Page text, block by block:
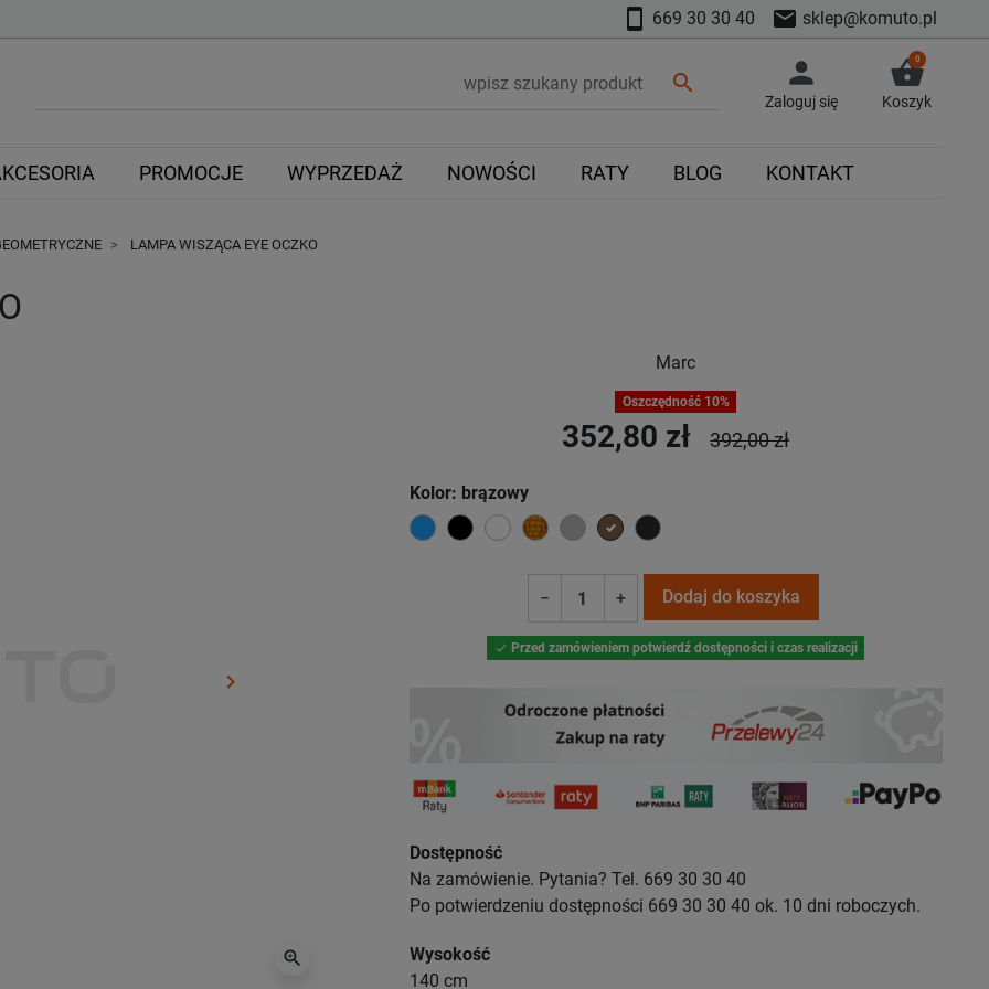
smartphone 669 30 30 40 mail sklep@komuto.pl
search person
Zaloguj się
shopping_basket
0
Koszyk
PROMOCJE WYPRZEDAŻ NOWOŚCI RATY BLOG KONTAKT
LAMPA WISZĄCA EYE OCZKO
Następny
keyboard_arrow_right
zoom_in
Marc
Oszczędność 10%
352,80 zł 392,00 zł
Kolor: brązowy
niebieskiczarnybiałyzłotyszarybrązowyCzarny chrom
− + Dodaj do koszyka
 Przed zamówieniem potwierdź dostępności i czas realizacji
Dostępność
Na zamówienie. Pytania? Tel. 669 30 30 40
Po potwierdzeniu dostępności 669 30 30 40 ok. 10 dni roboczych.
Wysokość
140 cm